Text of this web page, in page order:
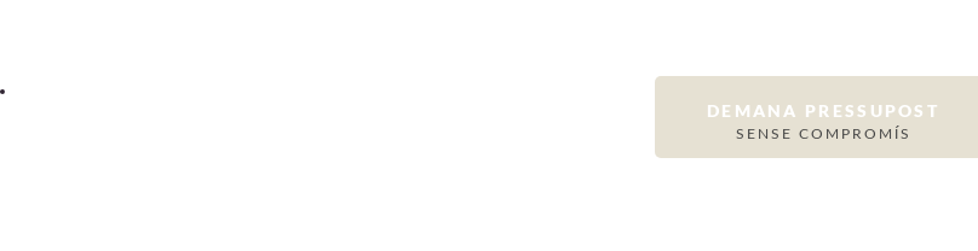
DEMANA PRESSUPOST
SENSE COMPROMÍS